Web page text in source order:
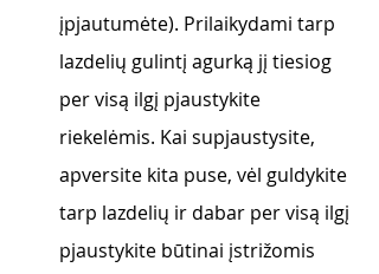
įpjautumėte). Prilaikydami tarp
lazdelių gulintį agurką jį tiesiog
per visą ilgį pjaustykite
riekelėmis. Kai supjaustysite,
apversite kita puse, vėl guldykite
tarp lazdelių ir dabar per visą ilgį
pjaustykite būtinai įstrižomis